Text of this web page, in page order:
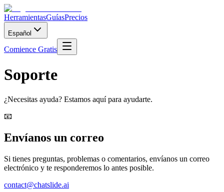
HerramientasGuíasPrecios
Español
Comience Gratis
Soporte
¿Necesitas ayuda? Estamos aquí para ayudarte.
📧
Envíanos un correo
Si tienes preguntas, problemas o comentarios, envíanos un correo
electrónico y te responderemos lo antes posible.
contact@chatslide.ai